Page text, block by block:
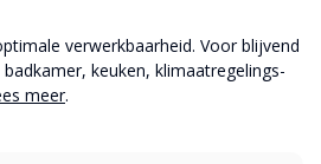
verwerkbaarheid. Voor blijvend
keuken, klimaatregelings-
meer.